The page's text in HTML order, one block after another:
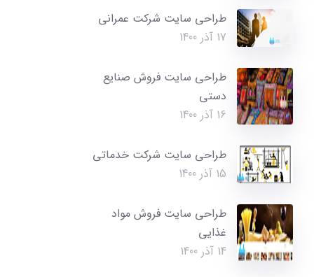
طراحی سایت شرکت عمرانی
17 آذر 1400
طراحی سایت فروش صنایع
دستی
16 آذر 1400
طراحی سایت شرکت خدماتی
15 آذر 1400
طراحی سایت فروش مواد
غذایی
14 آذر 1400